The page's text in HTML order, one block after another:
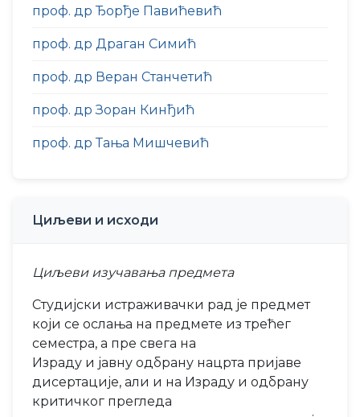
проф. др Ђорђе Павићевић
проф. др Драган Симић
проф. др Веран Станчетић
проф. др Зоран Кинђић
проф. др Тања Мишчевић
Циљеви и исходи
Циљеви изучавања предмета
Студијски истраживачки рад је предмет
који се ослања на предмете из трећег
семестра, а пре свега на
Израду и јавну одбрану нацрта пријаве
дисертације, али и на Израду и одбрану
критичког прегледа